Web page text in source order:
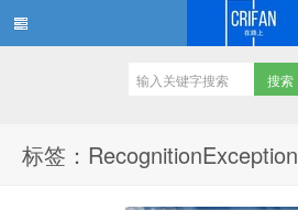
标签：RecognitionException